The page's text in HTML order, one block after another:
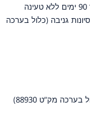
גניבה (כלול בערכה